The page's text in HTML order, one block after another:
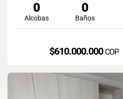
0
Alcobas
0
Baños
$610.000.000 COP